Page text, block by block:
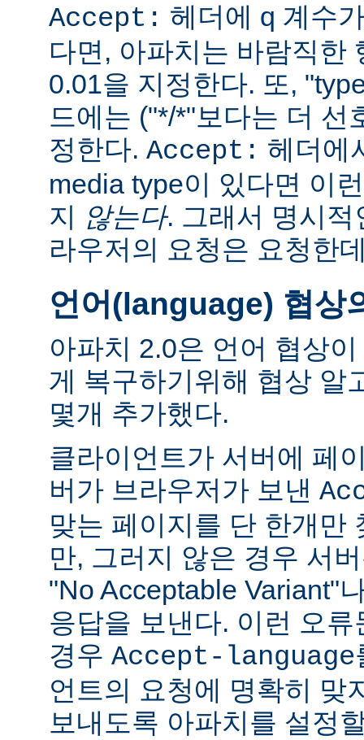
Accept: 헤더에 q 계수
다면, 아파치는 바람직한
0.01을 지정한다. 또,
드에는 ("*/*"보다는 더 선
정한다. Accept: 헤더에
media type이 있다면 이
지
않는다. 그래서 명시
라우저의 요청은 요청한
언어(language) 협상
아파치 2.0은 언어 협상
게 복구하기위해 협상 알
몇개 추가했다.
클라이언트가 서버에 페
버가 브라우저가 보낸
맞는 페이지를 단 한개만
만, 그러지 않은 경우 서
"No Acceptable Variant"
응답을 보낸다. 이런 오
경우 Accept-language
언트의 요청에 명확히 맞
보내도록 아파치를 설정